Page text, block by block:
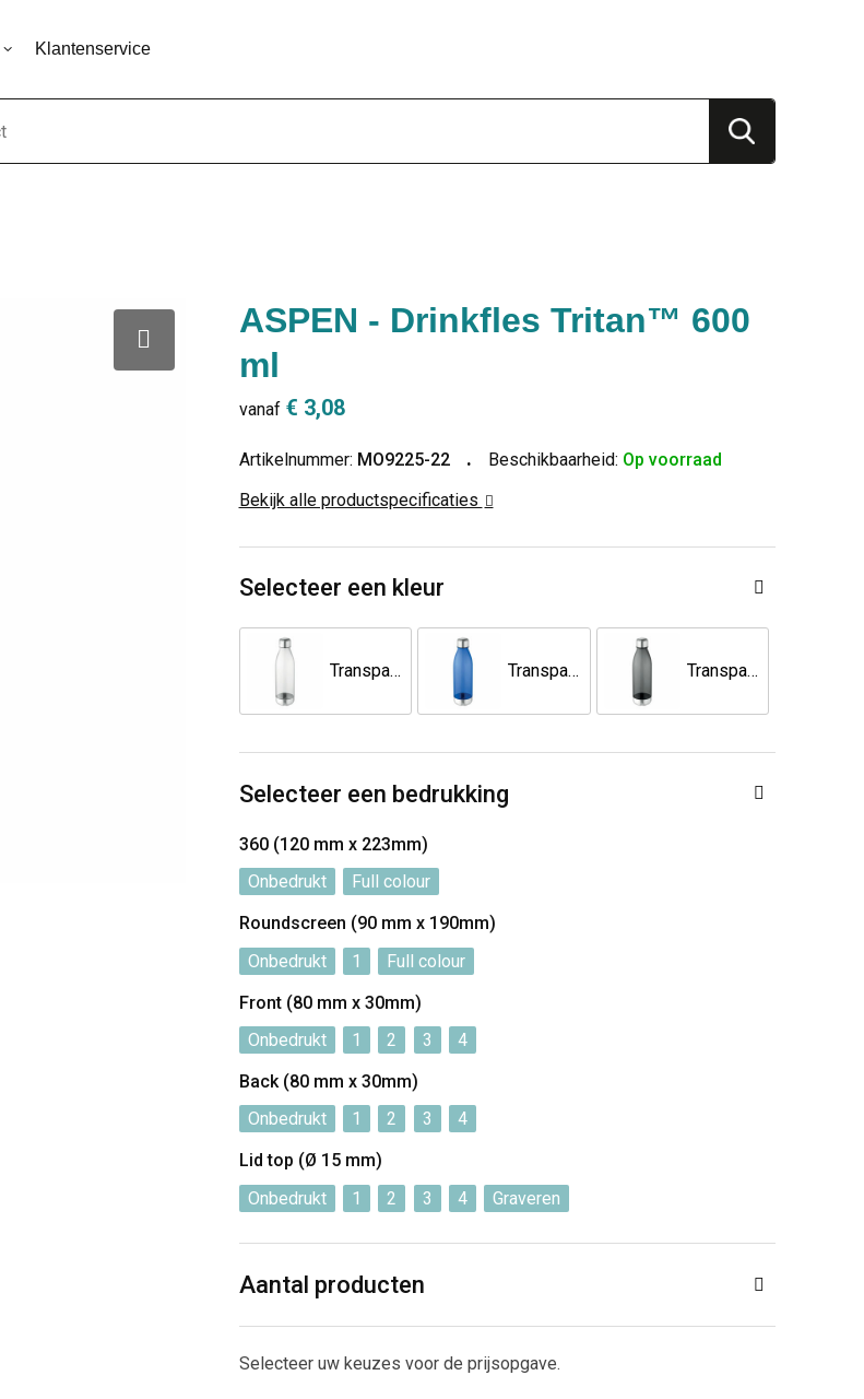
Klantenservice
ASPEN - Drinkfles Tritan™ 600
ml
vanaf € 3,08
Artikelnummer: MO9225-22 Beschikbaarheid: Op voorraad
Bekijk alle productspecificaties
Selecteer een kleur
Transparant Transparant Blauw Transparant Grijs
Selecteer een bedrukking
360 (120 mm x 223mm)
Onbedrukt
Full colour
Roundscreen (90 mm x 190mm)
Onbedrukt
1
Full colour
Front (80 mm x 30mm)
Onbedrukt
1 2 3
4
Back (80 mm x 30mm)
Onbedrukt
1 2 3
4
Lid top (Ø 15 mm)
Onbedrukt
1 2 3 4 Graveren
Aantal producten
Selecteer uw keuzes voor de prijsopgave.